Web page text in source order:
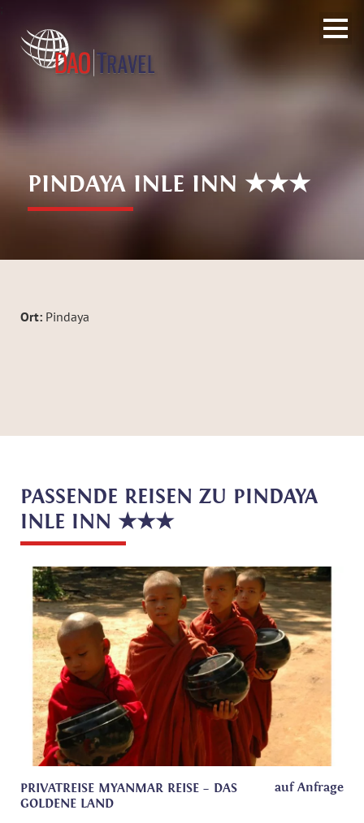
PINDAYA INLE INN ★★★
Ort: Pindaya
PASSENDE REISEN ZU PINDAYA
INLE INN ★★★
PRIVATREISE MYANMAR REISE – DAS
GOLDENE LAND
auf Anfrage